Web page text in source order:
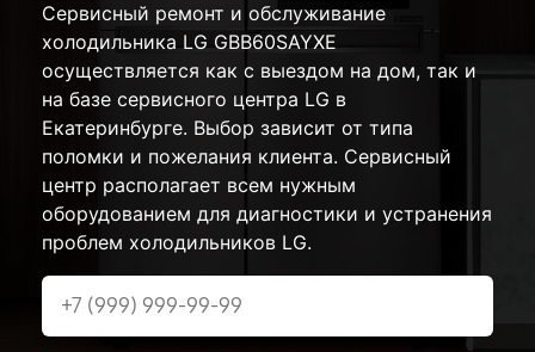
Сервисный ремонт и обслуживание
холодильника LG GBB60SAYXE
осуществляется как с выездом на дом, так и
на базе сервисного центра LG в
Екатеринбурге. Выбор зависит от типа
поломки и пожелания клиента. Сервисный
центр располагает всем нужным
оборудованием для диагностики и устранения
проблем холодильников LG.